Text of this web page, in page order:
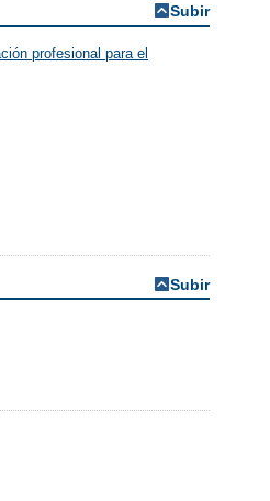
Subir
profesional para el
Subir